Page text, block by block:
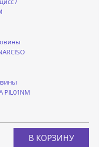
PIL01NM
В КОРЗИНУ